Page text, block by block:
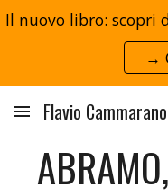
Skip to main content
→
Flavio Cammarano